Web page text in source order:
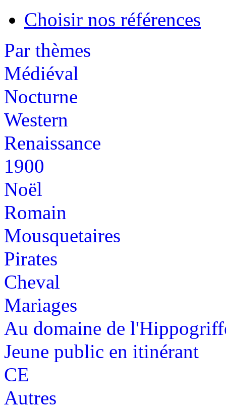
Choisir nos références
Par thèmes
Médiéval
Nocturne
Western
Renaissance
1900
Noël
Romain
Mousquetaires
Pirates
Cheval
Mariages
Au domaine de
Jeune public en itinérant
CE
Autres